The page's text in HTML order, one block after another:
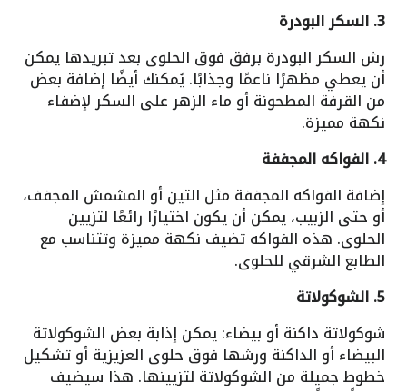
3. السكر البودرة
رش السكر البودرة برفق فوق الحلوى بعد تبريدها يمكن
أن يعطي مظهرًا ناعمًا وجذابًا. يُمكنك أيضًا إضافة بعض
من القرفة المطحونة أو ماء الزهر على السكر لإضفاء
نكهة مميزة.
4. الفواكه المجففة
إضافة الفواكه المجففة مثل التين أو المشمش المجفف،
أو حتى الزبيب، يمكن أن يكون اختيارًا رائعًا لتزيين
الحلوى. هذه الفواكه تضيف نكهة مميزة وتتناسب مع
الطابع الشرقي للحلوى.
5. الشوكولاتة
شوكولاتة داكنة أو بيضاء: يمكن إذابة بعض الشوكولاتة
البيضاء أو الداكنة ورشها فوق حلوى العزيزية أو تشكيل
خطوط جميلة من الشوكولاتة لتزيينها. هذا سيضيف